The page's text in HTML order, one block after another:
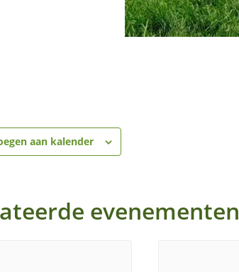
aan kalender
evenementen